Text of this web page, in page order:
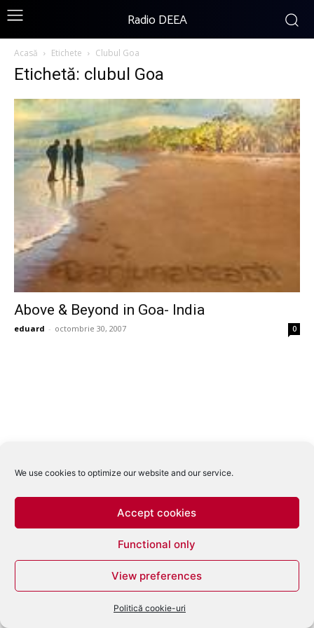
We use cookies to optimize our website and our service.
Accept cookies
Functional only
View preferences
Politică cookie-uri
Radio DEEA
Acasă Etichete Clubul Goa
Etichetă: clubul Goa
Above & Beyond in Goa- India
eduard - octombrie 30, 2007 0